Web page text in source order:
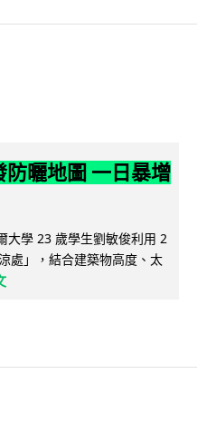
曬地圖 一日暴增
大學 23 歲學生劉敏俊利用 2
處」，結合建築物高度、太